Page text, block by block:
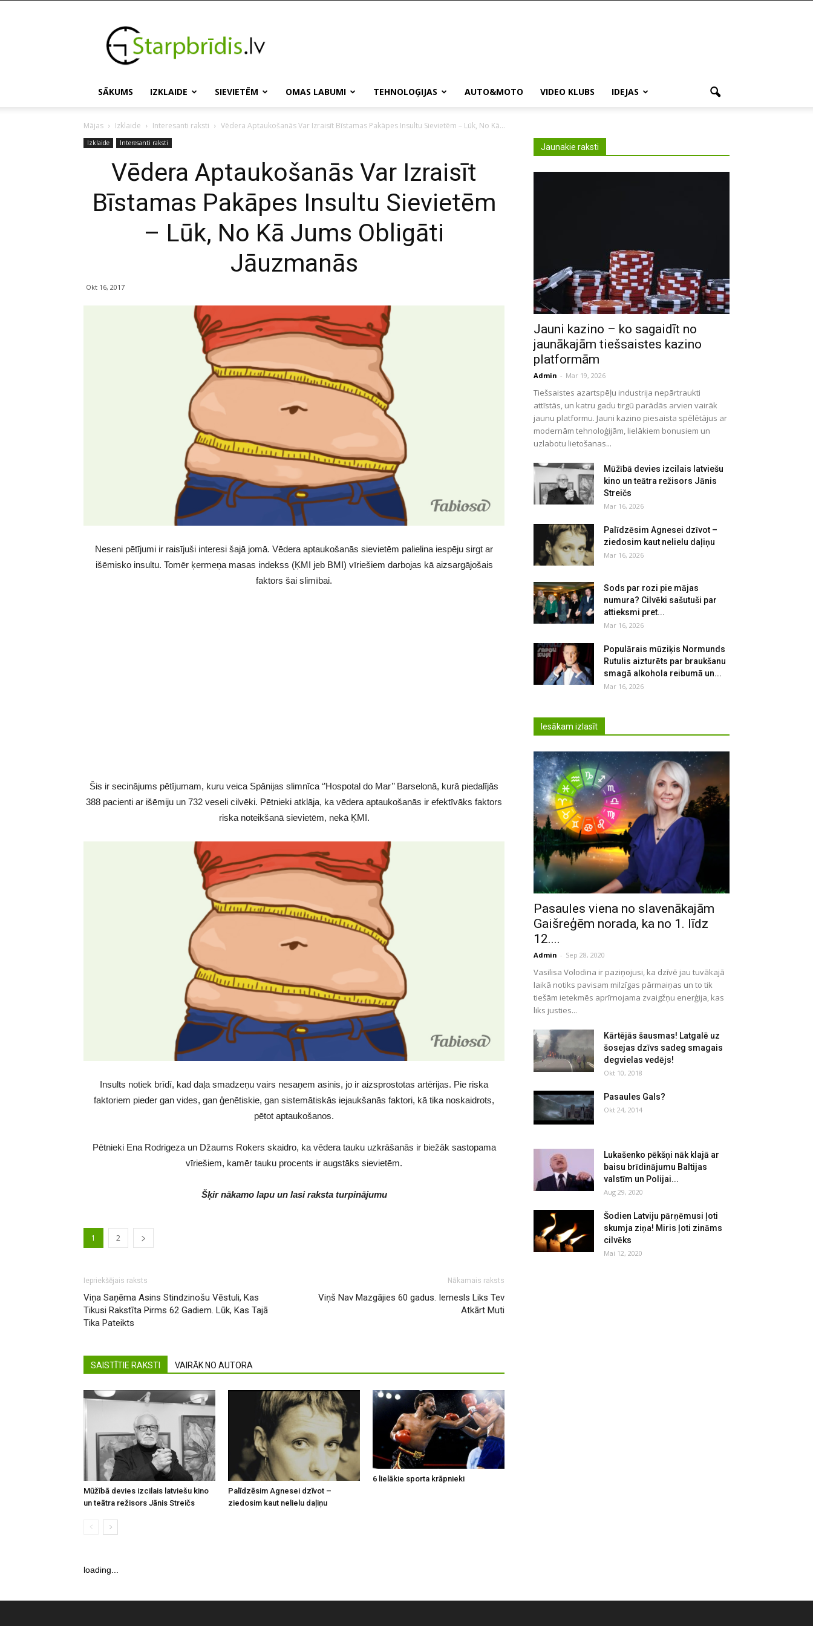
Starpbridis.lv
SĀKUMS IZKLAIDE SIEVIETĒM OMAS LABUMI TEHNOLOĢIJAS AUTO&MOTO VIDEO KLUBS IDEJAS
Mājas Izklaide Interesanti raksti Vēdera Aptaukošanās Var Izraisīt Bīstamas Pakāpes Insultu Sievietēm – Lūk, No Kā...
Izklaide Interesanti raksti
Vēdera Aptaukošanās Var Izraisīt
Bīstamas Pakāpes Insultu Sievietēm
– Lūk, No Kā Jums Obligāti
Jāuzmanās
Okt 16, 2017
Neseni pētījumi ir raisījuši interesi šajā jomā. Vēdera aptaukošanās sievietēm palielina iespēju sirgt ar
išēmisko insultu. Tomēr ķermeņa masas indekss (ĶMI jeb BMI) vīriešiem darbojas kā aizsargājošais
faktors šai slimībai.
Šis ir secinājums pētījumam, kuru veica Spānijas slimnīca ‘’Hospotal do Mar’’ Barselonā, kurā piedalījās
388 pacienti ar išēmiju un 732 veseli cilvēki. Pētnieki atklāja, ka vēdera aptaukošanās ir efektīvāks faktors
riska noteikšanā sievietēm, nekā ĶMI.
Insults notiek brīdī, kad daļa smadzeņu vairs nesaņem asinis, jo ir aizsprostotas artērijas. Pie riska
faktoriem pieder gan vides, gan ģenētiskie, gan sistemātiskās iejaukšanās faktori, kā tika noskaidrots,
pētot aptaukošanos.
Pētnieki Ena Rodrigeza un Džaums Rokers skaidro, ka vēdera tauku uzkrāšanās ir biežāk sastopama
vīriešiem, kamēr tauku procents ir augstāks sievietēm.
Šķir nākamo lapu un lasi raksta turpinājumu
1 2
Iepriekšējais raksts
Viņa Saņēma Asins Stindzinošu Vēstuli, Kas
Tikusi Rakstīta Pirms 62 Gadiem. Lūk, Kas Tajā
Tika Pateikts
Nākamais raksts
Viņš Nav Mazgājies 60 gadus. Iemesls Liks Tev
Atkārt Muti
SAISTĪTIE RAKSTI VAIRĀK NO AUTORA
Mūžībā devies izcilais latviešu kino
un teātra režisors Jānis Streičs
Palīdzēsim Agnesei dzīvot –
ziedosim kaut nelielu daļiņu
6 lielākie sporta krāpnieki
loading...
Jaunakie raksti
Jauni kazino – ko sagaidīt no
jaunākajām tiešsaistes kazino
platformām
Admin - Mar 19, 2026
Tiešsaistes azartspēļu industrija nepārtraukti
attīstās, un katru gadu tirgū parādās arvien vairāk
jaunu platformu. Jauni kazino piesaista spēlētājus ar
modernām tehnoloģijām, lielākiem bonusiem un
uzlabotu lietošanas...
Mūžībā devies izcilais latviešu
kino un teātra režisors Jānis
Streičs
Mar 16, 2026
Palīdzēsim Agnesei dzīvot –
ziedosim kaut nelielu daļiņu
Mar 16, 2026
Sods par rozi pie mājas
numura? Cilvēki sašutuši par
attieksmi pret...
Mar 16, 2026
Populārais mūziķis Normunds
Rutulis aizturēts par braukšanu
smagā alkohola reibumā un...
Mar 16, 2026
Iesākam izlasīt
Pasaules viena no slavenākajām
Gaišreģēm norada, ka no 1. līdz
12....
Admin - Sep 28, 2020
Vasilisa Volodina ir paziņojusi, ka dzīvē jau tuvākajā
laikā notiks pavisam milzīgas pārmaiņas un to tik
tiešām ietekmēs aprīrnojama zvaigžņu enerģija, kas
liks justies...
Kārtējās šausmas! Latgalē uz
šosejas dzīvs sadeg smagais
degvielas vedējs!
Okt 10, 2018
Pasaules Gals?
Okt 24, 2014
Lukašenko pēkšņi nāk klajā ar
baisu brīdinājumu Baltijas
valstīm un Polijai...
Aug 29, 2020
Šodien Latviju pārņēmusi ļoti
skumja ziņa! Miris ļoti zināms
cilvēks
Mai 12, 2020